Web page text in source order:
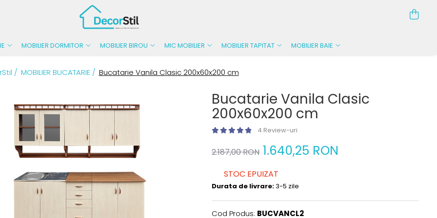
MOBILIER DORMITOR MOBILIER BIROU MIC MOBILIER MOBILIER TAPITAT MOBILIER BAIE
/ MOBILIER BUCATARIE / Bucatarie Vanila Clasic 200x60x200 cm
Bucatarie Vanila Clasic
200x60x200 cm
4 Review-uri
2.187,00 RON 1.640,25 RON
STOC EPUIZAT
Durata de livrare:3-5 zile
Cod Produs: BUCVANCL2